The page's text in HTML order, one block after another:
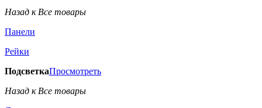
Назад к Все товары
Панели
Рейки
ПодсветкаПросмотреть
Назад к Все товары